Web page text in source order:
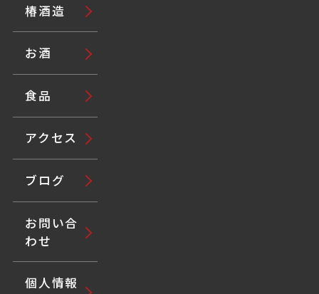
椿酒造
お酒
食品
アクセス
ブログ
お問い合
わせ
個人情報